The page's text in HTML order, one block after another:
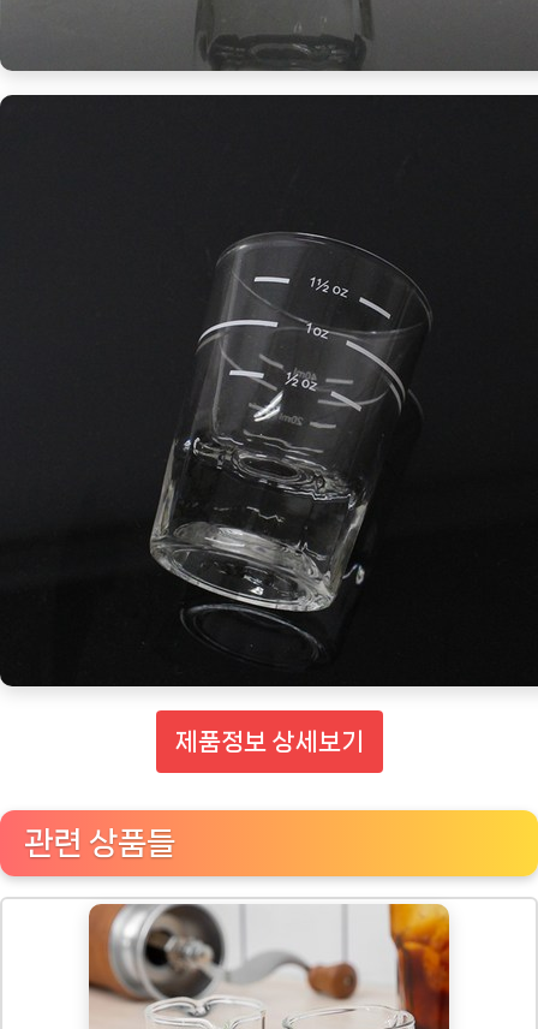
제품정보 상세보기
관련 상품들